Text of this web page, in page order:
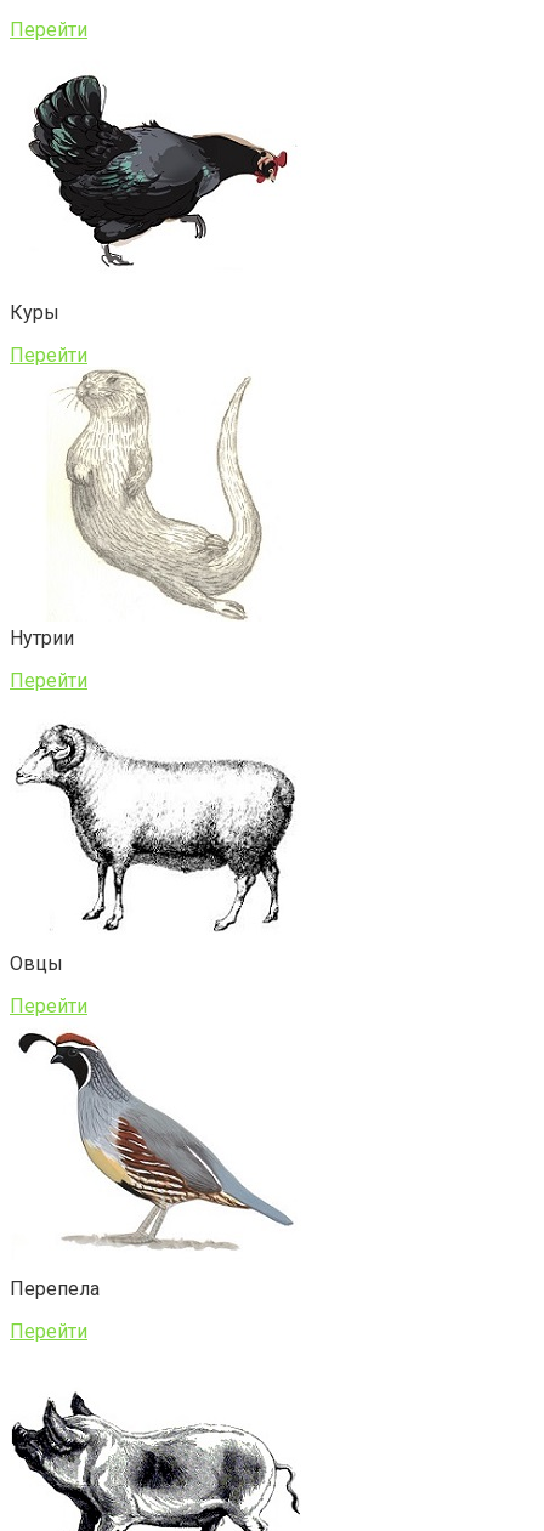
Перейти
Куры
Перейти
Нутрии
Перейти
Овцы
Перейти
Перепела
Перейти